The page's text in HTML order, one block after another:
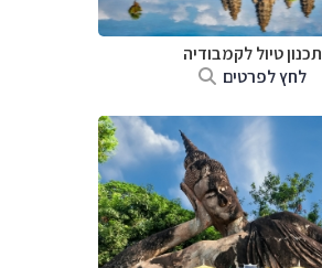
תכנון טיוללקמבודיה
לחץ לפרטים